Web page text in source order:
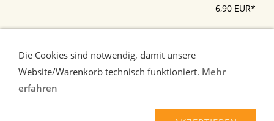
6,90 EUR*
*Alle Preise inkl. Umsatzsteuer, zuzüglich Versand
AGB
Widerrufsrecht
Die Cookies sind notwendig, damit unsere
Website/Warenkorb technisch funktioniert. Mehr
erfahren